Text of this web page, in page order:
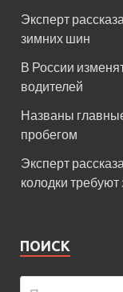
Эксперт
зимних шин
В России
водителей
Названы
пробегом
Эксперт
колодки
ПОИСК